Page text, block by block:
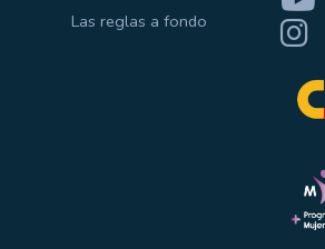
Las reglas a fondo